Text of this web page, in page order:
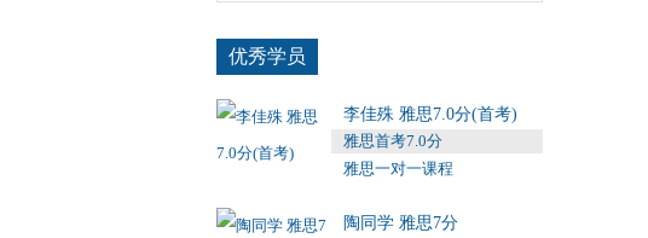
优秀学员
李佳殊 雅思7.0分(首考)
雅思首考7.0分
雅思一对一课程
陶同学 雅思7分